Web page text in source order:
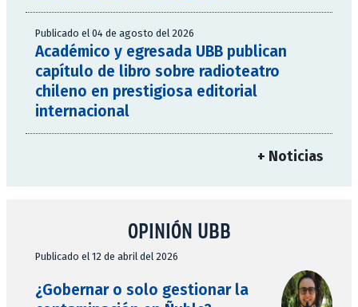
Publicado el 04 de agosto del 2026
Académico y egresada UBB publican
capítulo de libro sobre radioteatro
chileno en prestigiosa editorial
internacional
+ Noticias
OPINIÓN UBB
Publicado el 12 de abril del 2026
¿Gobernar o solo gestionar la